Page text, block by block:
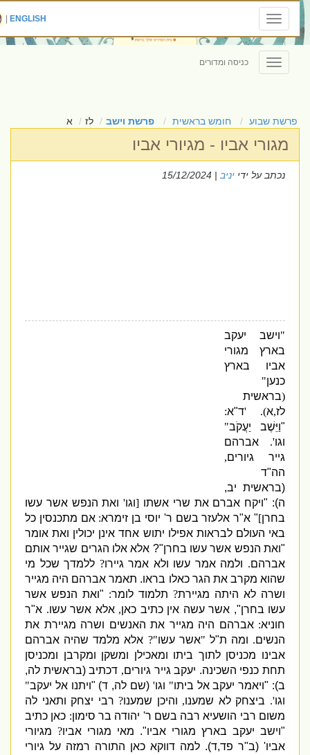
Toggle
navigation
ENGLISH
|
Toggle
navigation
כניסה ומדורים
פרשת שבוע חומש בראשית פרשת וישב לז א
מגורי אביו - מגיורי אביו
נכתב על ידייניב| 15/12/2024
וישב יעקב
בארץ מגורי
אביו בארץ
כנען"
בראשית
,א). '
"א:
וַיֵּשֶׁב יַעֲקֹב"
'.
אברהם
גייר גיורים,
הה"ד
בראשית יב ,
): "ויקח אברם את שרי אשתו[וגו'ואת הנפש אשר עשו
בחרן]
"א"ר אלעזר בשם ר 'יוסי בן זימרא:אם מתכנסין כל
באי העולם לבראות אפילו יתוש אחד אינן יכולין ואת אומר
ואת הנפש אשר עשו בחרן"?אלא אלו הגרים שגייר אותם
אברהם.ולמה אמר עשו ולא אמר גיירו?ללמדך שכל מי
שהוא מקרב את הגר כאלו בראו.תאמר אברהם היה מגייר
ושרה לא היתה מגיירת?תלמוד לומר:
"ואת הנפש אשר
עשו בחרן",אשר עשה אין כתיב כאן,אלא אשר עשו.א "ר
חוניא:אברהם היה מגייר את האנשים ושרה מגיירת את
הנשים.ומה ת "ל"אשר עשו"?אלא מלמד שהיה אברהם
אבינו מכניסן לתוך ביתו ומאכילן ומשקן ומקרבן ומכניסן
תחת כנפי השכינה.יעקב גייר גיורים,דכתיב(בראשית לה,
): "ויאמר יעקב אל ביתו"וגו '
(שם לה,ד) "ויתנו אל יעקב"
'. ביצחק לא שמענו,והיכן שמענו?רבי יצחק ותאני לה
משום רבי הושעיא רבה בשם ר'יהודה בר סימון:כאן כתיב
וישב יעקב בארץ מגורי אביו".מאי מגורי אביו?מגיורי
אביו' (ב "ר פד,ד).למה דווקא כאן התורה רמזה על גיורי